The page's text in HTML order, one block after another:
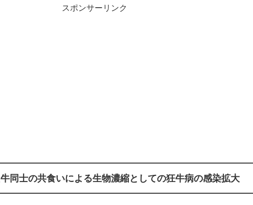
スポンサーリンク
同士の共食いによる生物濃縮としての狂牛病の感染拡大